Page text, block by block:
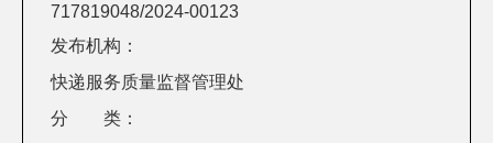
717819048/2024-00123
发布机构：
快递服务质量监督管理处
分 类：